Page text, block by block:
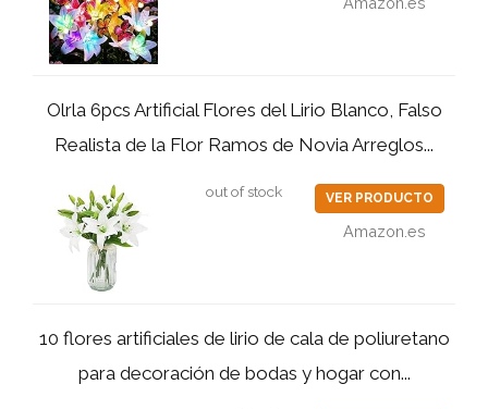
Olrla 6pcs Artificial Flores del Lirio Blanco, Falso
Realista de la Flor Ramos de Novia Arreglos...
out of stock VER PRODUCTO
Amazon.es
10 flores artificiales de lirio de cala de poliuretano
para decoración de bodas y hogar con...